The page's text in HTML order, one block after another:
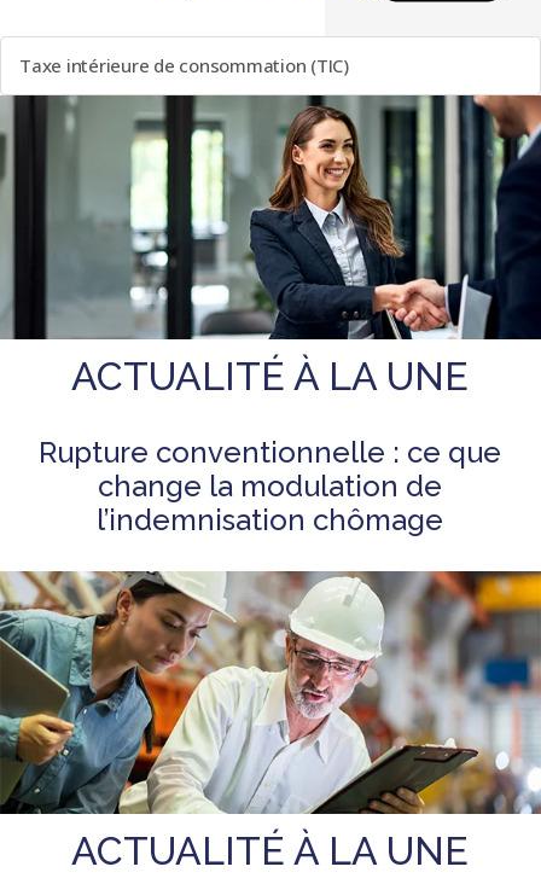
Taxe intérieure de consommation (TIC)
ACTUALITÉ À LA UNE
Rupture conventionnelle : ce que
change la modulation de
l’indemnisation chômage
ACTUALITÉ À LA UNE